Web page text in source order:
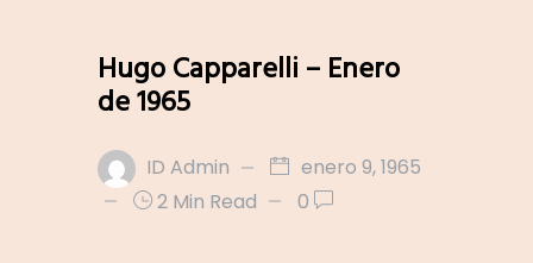
Hugo Capparelli – Enero
de 1965
ID Admin
enero 9, 1965
2 Min Read
0